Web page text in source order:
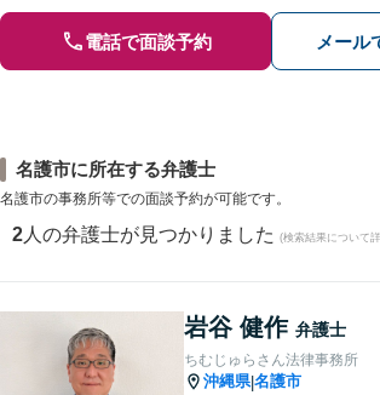
電話で面談予約 メール
名護市に所在する弁護士
名護市の事務所等での面談予約が可能です。
2 人の弁護士が見つかりました (検索結果について
岩谷 健作 弁護士
ちむじゅらさん法律事務所
沖縄県|名護市